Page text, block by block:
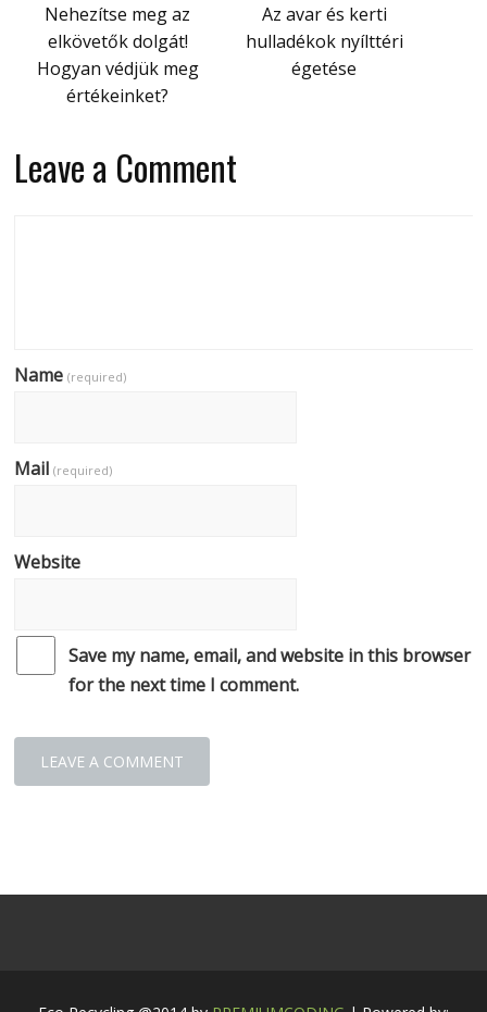
Nehezítse meg az
elkövetők dolgát!
Hogyan védjük meg
értékeinket?
Az avar és kerti
hulladékok nyílttéri
égetése
Leave a Comment
Name(required)
Mail(required)
Website
Save my name, email, and website in this browser
for the next time I comment.